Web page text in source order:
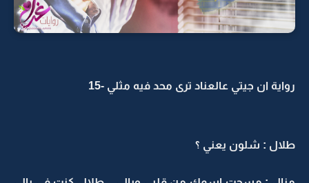
رواية ان جيتي عالعناد ترى محد فيه مثلي -15
طلال : شلون يعني ؟